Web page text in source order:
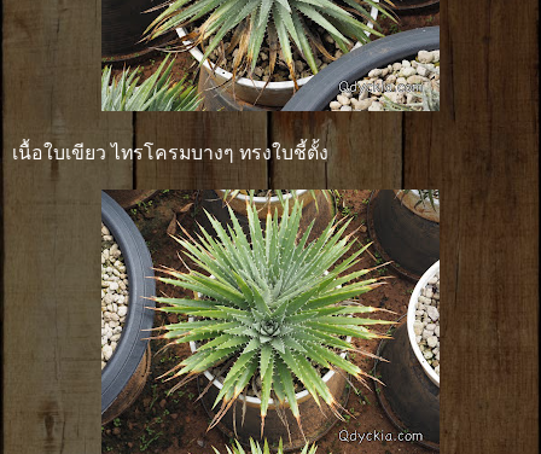
เนื้อใบเขียว ไทรโครมบางๆ ทรงใบชี้ตั้ง